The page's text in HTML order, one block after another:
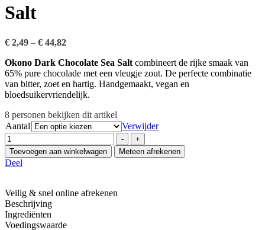
Salt
€ 2,49 – € 44,82
Okono Dark Chocolate Sea Saltcombineert de rijke smaak van
65% pure chocolade met een vleugje zout. De perfecte combinatie
van bitter, zoet en hartig. Handgemaakt, vegan en
bloedsuikervriendelijk.
8 personen bekijken dit artikel
Aantal
Verwijder
Hoeveelheid
-
+
Toevoegen aan winkelwagen
Meteen afrekenen
Deel
Veilig & snel online afrekenen
Beschrijving
Ingrediënten
Voedingswaarde